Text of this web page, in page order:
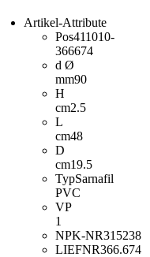
Artikel-Attribute
Pos411010-
366674
d Ø
mm90
H
cm2.5
L
cm48
D
cm19.5
TypSarnafil
PVC
VP
1
NPK-NR315238
LIEFNR366.674